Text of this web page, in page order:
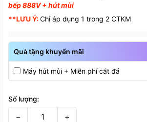
bếp 888V + hút mùi
**LƯU Ý:Chỉ áp dụng 1 trong 2 CTKM
Quà tặng khuyến mãi
Máy hút mùi + Miễn phí cắt đá
Số lượng:
− +